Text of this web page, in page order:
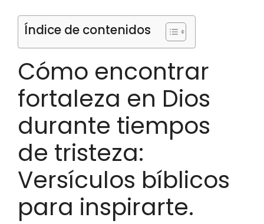
Índice de contenidos
Cómo encontrar
fortaleza en Dios
durante tiempos
de tristeza:
Versículos bíblicos
para inspirarte.